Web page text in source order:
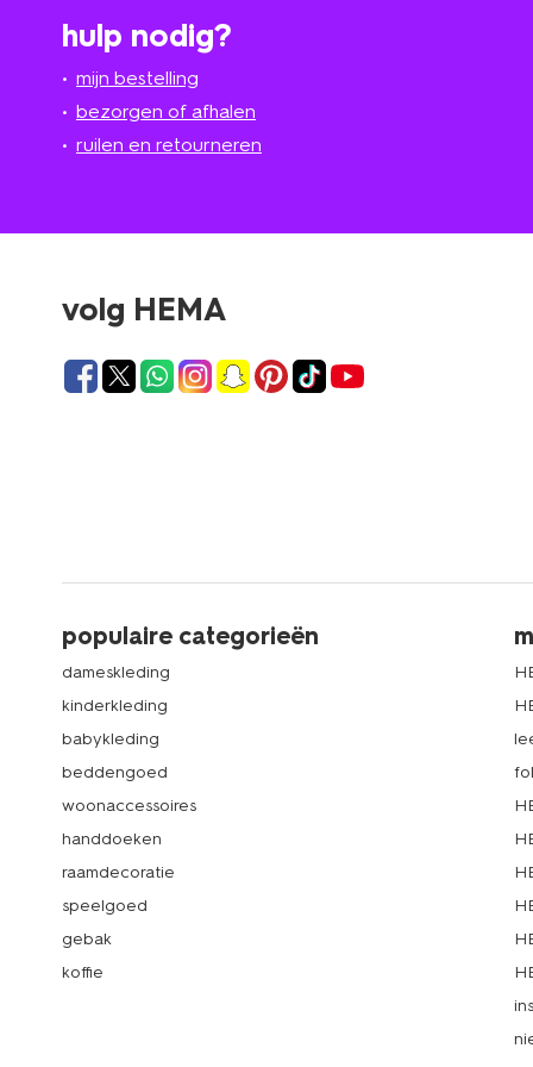
hulp nodig?
mijn bestelling
bezorgen of afhalen
ruilen en retourneren
volg HEMA
populaire categorieën
dameskleding
kinderkleding
babykleding
beddengoed
woonaccessoires
handdoeken
raamdecoratie
speelgoed
gebak
koffie